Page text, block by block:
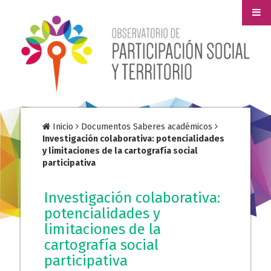
Inicio
Documentos Saberes académicos
Investigación colaborativa: potencialidades
y limitaciones de la cartografía social
participativa
Investigación colaborativa:
potencialidades y
limitaciones de la
cartografía social
participativa